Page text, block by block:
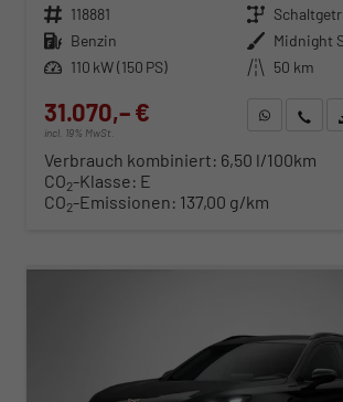
Fahrzeugnr. 118881 Getriebe
Kraftstoff Benzin Außenfarbe Midnight
Leistung 110 kW (150 PS) Kilometerstand 50 km
31.070,– €
incl. 19% MwSt.
WhatsApp
Wir
Verbrauch kombiniert: 6,50 l/100km
CO2-Klasse: E
CO2-Emissionen: 137,00 g/km